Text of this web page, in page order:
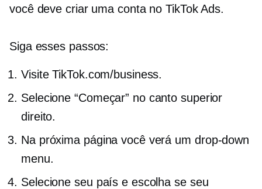
você deve criar uma conta no TikTok Ads.
Siga esses passos:
Visite TikTok.com/business.
Selecione “Começar” no canto superior
direito.
Na próxima página você verá um drop-down
menu.
Selecione seu país e escolha se seu